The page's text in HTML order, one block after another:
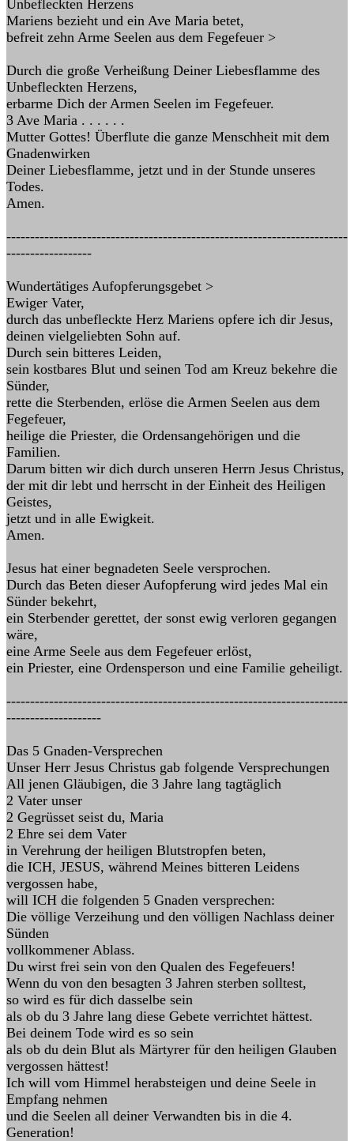
Unbefleckten Herzens
Mariens bezieht und ein Ave Maria betet,
befreit zehn Arme Seelen aus dem Fegefeuer >
Durch die große Verheißung Deiner Liebesflamme des
Unbefleckten Herzens,
erbarme Dich der Armen Seelen im Fegefeuer.
3 Ave Maria . . . . . .
Mutter Gottes! Überflute die ganze Menschheit mit dem
Gnadenwirken
Deiner Liebesflamme, jetzt und in der Stunde unseres
Todes.
Amen.
------------------------------------------------------------------------
------------------
Wundertätiges Aufopferungsgebet >
Ewiger Vater,
durch das unbefleckte Herz Mariens opfere ich dir Jesus,
deinen vielgeliebten Sohn auf.
Durch sein bitteres Leiden,
sein kostbares Blut und seinen Tod am Kreuz bekehre die
Sünder,
rette die Sterbenden, erlöse die Armen Seelen aus dem
Fegefeuer,
heilige die Priester, die Ordensangehörigen und die
Familien.
Darum bitten wir dich durch unseren Herrn Jesus Christus,
der mit dir lebt und herrscht in der Einheit des Heiligen
Geistes,
jetzt und in alle Ewigkeit.
Amen.
Jesus hat einer begnadeten Seele versprochen.
Durch das Beten dieser Aufopferung wird jedes Mal ein
Sünder bekehrt,
ein Sterbender gerettet, der sonst ewig verloren gegangen
wäre,
eine Arme Seele aus dem Fegefeuer erlöst,
ein Priester, eine Ordensperson und eine Familie geheiligt.
------------------------------------------------------------------------
--------------------
Das 5 Gnaden-Versprechen
Unser Herr Jesus Christus gab folgende Versprechungen
All jenen Gläubigen, die 3 Jahre lang tagtäglich
2 Vater unser
2 Gegrüsset seist du, Maria
2 Ehre sei dem Vater
in Verehrung der heiligen Blutstropfen beten,
die ICH, JESUS, während Meines bitteren Leidens
vergossen habe,
will ICH die folgenden 5 Gnaden versprechen:
Die völlige Verzeihung und den völligen Nachlass deiner
Sünden
vollkommener Ablass.
Du wirst frei sein von den Qualen des Fegefeuers!
Wenn du von den besagten 3 Jahren sterben solltest,
so wird es für dich dasselbe sein
als ob du 3 Jahre lang diese Gebete verrichtet hättest.
Bei deinem Tode wird es so sein
als ob du dein Blut als Märtyrer für den heiligen Glauben
vergossen hättest!
Ich will vom Himmel herabsteigen und deine Seele in
Empfang nehmen
und die Seelen all deiner Verwandten bis in die 4.
Generation!